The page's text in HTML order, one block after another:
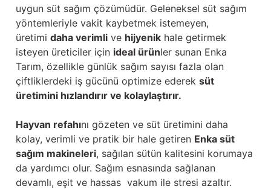
uygun süt sağım çözümüdür. Geleneksel süt sağım
yöntemleriyle vakit kaybetmek istemeyen,
üretimi daha verimli ve hijyenik hale getirmek
isteyen üreticiler için ideal ürünler sunan Enka
Tarım, özellikle günlük sağım sayısı fazla olan
çiftliklerdeki iş gücünü optimize ederek süt
üretimini hızlandırır ve kolaylaştırır.
Hayvan refahını gözeten ve süt üretimini daha
kolay, verimli ve pratik bir hale getiren Enka süt
sağım makineleri, sağılan sütün kalitesini korumaya
da yardımcı olur. Sağım esnasında sağlanan
devamlı, eşit ve hassas vakum ile stresi azaltır.